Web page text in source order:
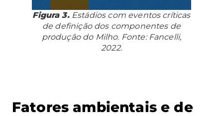
Figura 3.Estádios com eventos críticas
de definição dos componentes de
produção do Milho. Fonte: Fancelli,
2022.
Fatores ambientais e de